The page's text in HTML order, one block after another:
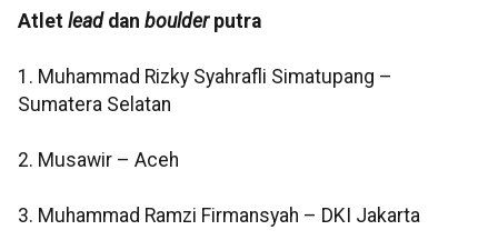
Atlet leaddan boulderputra
1. Muhammad Rizky Syahrafli Simatupang –
Sumatera Selatan
2. Musawir – Aceh
3. Muhammad Ramzi Firmansyah – DKI Jakarta